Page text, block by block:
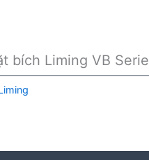
bích Liming VB